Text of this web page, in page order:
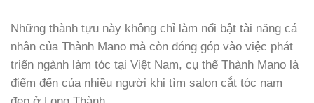
Những thành tựu này không chỉ làm nổi bật tài năng cá
nhân của Thành Mano mà còn đóng góp vào việc phát
triển ngành làm tóc tại Việt Nam, cụ thể Thành Mano là
điểm đến của nhiều người khi tìm salon cắt tóc nam